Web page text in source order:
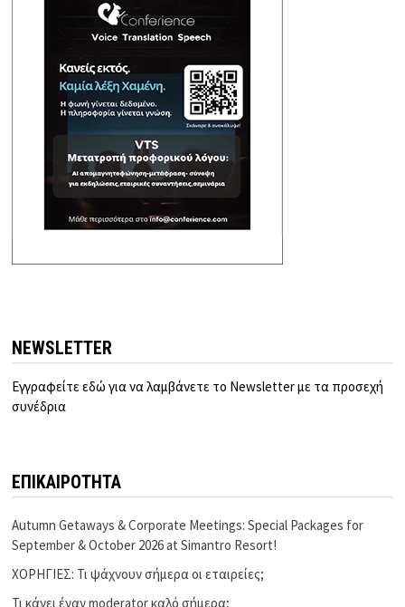
NEWSLETTER
Εγγραφείτε εδώ για να λαμβάνετε το Newsletter με τα προσεχή
συνέδρια
ΕΠΙΚΑΙΡΟΤΗΤΑ
Autumn Getaways & Corporate Meetings: Special Packages for
September & October 2026 at Simantro Resort!
ΧΟΡΗΓΙΕΣ: Τι ψάχνουν σήμερα οι εταιρείες;
Τι κάνει έναν moderator καλό σήμερα;